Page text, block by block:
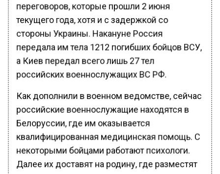
переговоров, которые прошли 2 июня
текущего года, хотя и с задержкой со
стороны Украины. Накануне Россия
передала им тела 1212 погибших бойцов ВСУ,
а Киев передал всего лишь 27 тел
российских военнослужащих ВС РФ.
Как дополнили в военном ведомстве, сейчас
российские военнослужащие находятся в
Белоруссии, где им оказывается
квалифицированная медицинская помощь. С
некоторыми бойцами работают психологи.
Далее их доставят на родину, где разместят